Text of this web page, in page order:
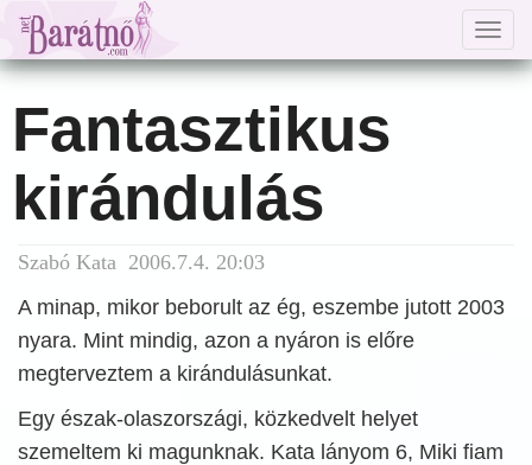
Fantasztikus
kirándulás
Szabó Kata 2006.7.4. 20:03
A minap, mikor beborult az ég, eszembe jutott 2003
nyara. Mint mindig, azon a nyáron is előre
megterveztem a kirándulásunkat.
Egy észak-olaszországi, közkedvelt helyet
szemeltem ki magunknak. Kata lányom 6, Miki fiam